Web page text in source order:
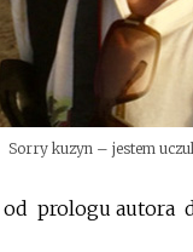
Sorry kuzyn – jestem
prologu autora